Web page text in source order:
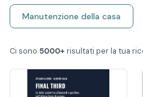
Manutenzione della casa
Ci sono 5000+ risultati per la tua